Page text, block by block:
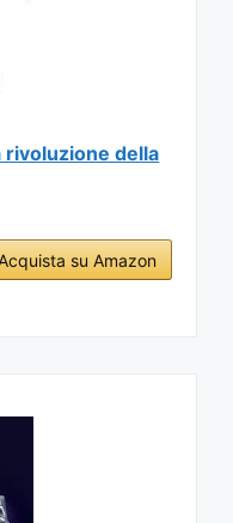
rivoluzione della
su Amazon